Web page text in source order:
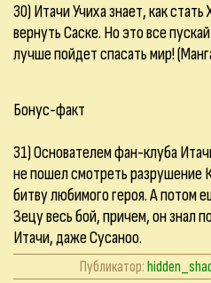
30) Итачи Учиха знает, как стать
вернуть Саске. Но это все
лучше пойдет спасать мир!
Бонус-факт
31) Основателем фан-клуба
не пошел смотреть разрушение
битву любимого героя. А потом
Зецу весь бой, причем, он знал
Итачи, даже Сусаноо.
Публикатор: